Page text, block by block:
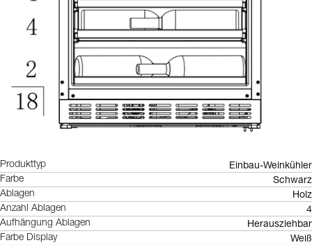
Produkttyp Einbau-Weinkühler
Farbe Schwarz
Ablagen Holz
Anzahl Ablagen 4
Aufhängung Ablagen Herausziehbar
Farbe Display Weiß